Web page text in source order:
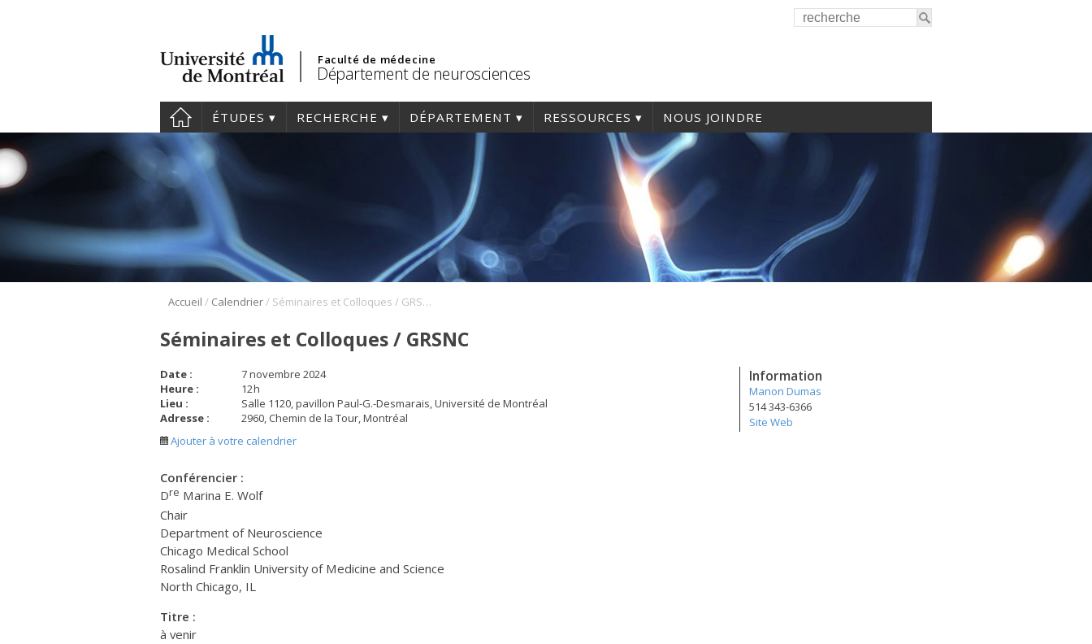
Faculté de médecine
Département de neurosciences
ÉTUDES RECHERCHE DÉPARTEMENT RESSOURCES NOUS JOINDRE
Accueil / Calendrier/ Séminaires et Colloques / GRSNC
Séminaires et Colloques / GRSNC
Date :
7 novembre 2024
Heure :
12h
Lieu :
Salle 1120, pavillon Paul-G.-Desmarais, Université de Montréal
Adresse :
2960, Chemin de la Tour, Montréal
Ajouter à votre calendrier
Information
Manon Dumas
514 343-6366
Site Web
Conférencier :
Dre Marina E. Wolf
Chair
Department of Neuroscience
Chicago Medical School
Rosalind Franklin University of Medicine and Science
North Chicago, IL
Titre :
à venir